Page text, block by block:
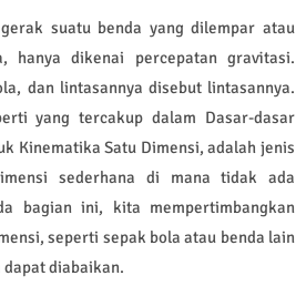
suatu benda yang dilempar atau
hanya dikenai percepatan gravitasi.
dan lintasannya disebut lintasannya.
yang tercakup dalam Dasar-dasar
Kinematika Satu Dimensi, adalah jenis
sederhana di mana tidak ada
bagian ini, kita mempertimbangkan
seperti sepak bola atau benda lain
dapat diabaikan.